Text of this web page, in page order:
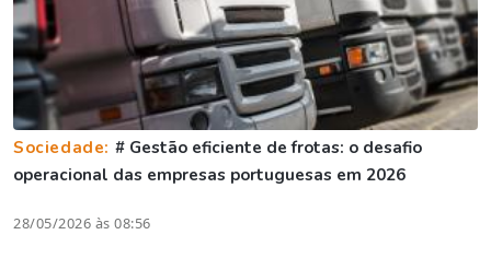
Sociedade: # Gestão eficiente de frotas: o desafio
operacional das empresas portuguesas em 2026
28/05/2026 às 08:56